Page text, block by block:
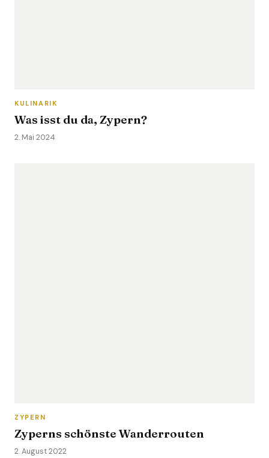
KULINARIK
Was isst du da, Zypern?
2. Mai 2024
ZYPERN
Zyperns schönste Wanderrouten
2. August 2022